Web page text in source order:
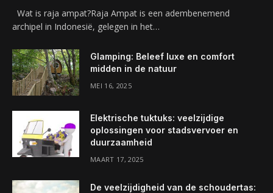
Wat is raja ampat?Raja Ampat is een adembenemend
archipel in Indonesië, gelegen in het…
Glamping: Beleef luxe en comfort
midden in de natuur
MEI 16, 2025
Elektrische tuktuks: veelzijdige
oplossingen voor stadsvervoer en
duurzaamheid
MAART 17, 2025
De veelzijdigheid van de schoudertas: